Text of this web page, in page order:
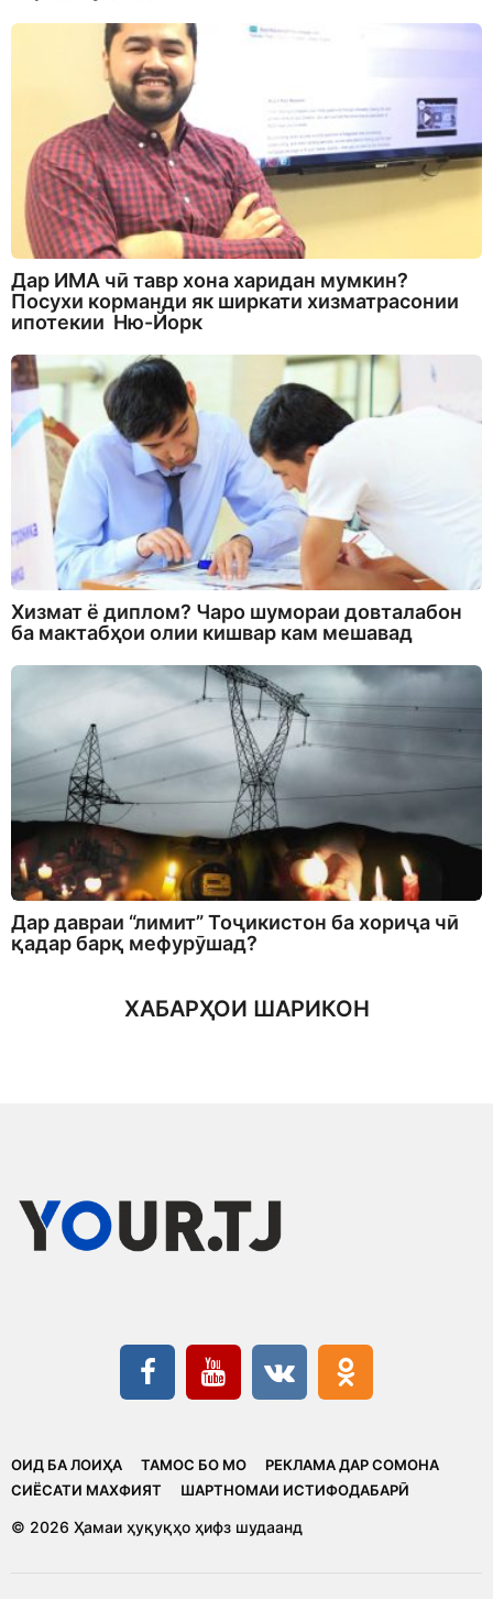
Дар ИМА чӣ тавр хона харидан мумкин?
Посухи корманди як ширкати хизматрасонии
ипотекии Ню-Йорк
Хизмат ё диплом? Чаро шумораи довталабон
ба мактабҳои олии кишвар кам мешавад
Дар давраи “лимит” Тоҷикистон ба хориҷа чӣ
қадар барқ мефурӯшад?
ХАБАРҲОИ ШАРИКОН
ОИД БА ЛОИҲА ТАМОС БО МО
РЕКЛАМА ДАР СОМОНА
CИЁСАТИ МАХФИЯТ
ШАРТНОМАИ ИСТИФОДАБАРӢ
© 2026 Ҳамаи ҳуқуқҳо ҳифз шудаанд